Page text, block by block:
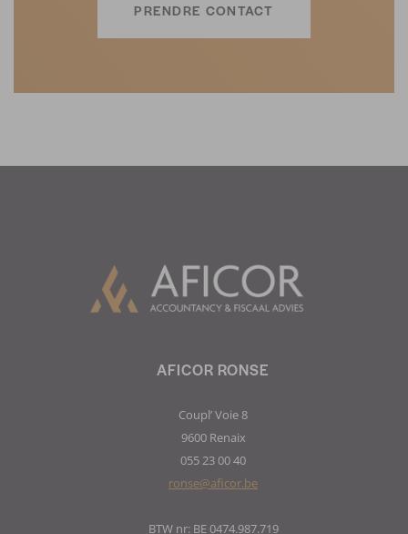
PRENDRE CONTACT
AFICOR RONSE
Coupl’ Voie 8
9600 Renaix
055 23 00 40
ronse@aficor.be
BTW nr: BE 0474.987.719